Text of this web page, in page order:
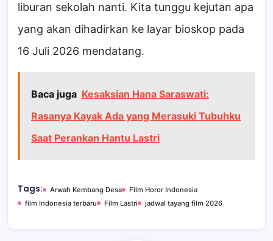
liburan sekolah nanti. Kita tunggu kejutan apa
yang akan dihadirkan ke layar bioskop pada
16 Juli 2026 mendatang.
Baca juga Kesaksian Hana Saraswati:
Rasanya Kayak Ada yang Merasuki Tubuhku
Saat Perankan Hantu Lastri
Tags: Arwah Kembang Desa
Film Horor Indonesia
film Indonesia terbaru
Film Lastri jadwal tayang film 2026